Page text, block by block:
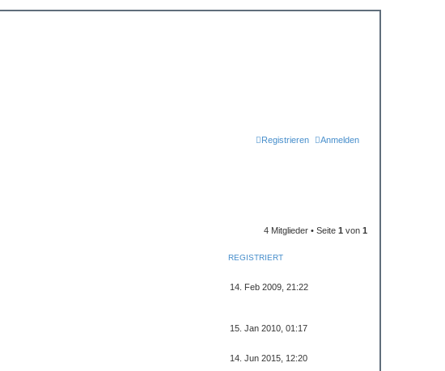
Anmelden
Registrieren
4 Mitglieder • Seite 1 von 1
REGISTRIERT
14. Feb 2009, 21:22
15. Jan 2010, 01:17
14. Jun 2015, 12:20